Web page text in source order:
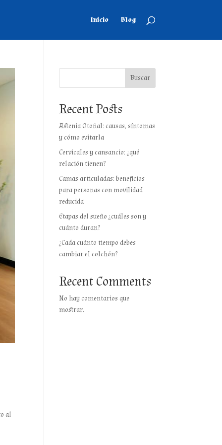
Inicio Blog
al
Buscar
Recent Posts
Astenia Otoñal: causas, síntomas
y cómo evitarla
Cervicales y cansancio: ¿qué
relación tienen?
Camas articuladas: beneficios
para personas con movilidad
reducida
Etapas del sueño ¿cuáles son y
cuánto duran?
¿Cada cuánto tiempo debes
cambiar el colchón?
Recent Comments
No hay comentarios que
mostrar.